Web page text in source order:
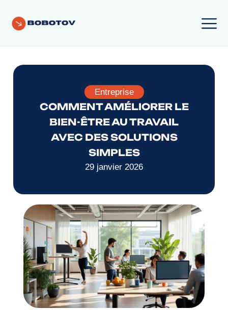
Entreprise
COMMENT AMÉLIORER LE
BIEN-ÊTRE AU TRAVAIL
AVEC DES SOLUTIONS
SIMPLES
29 janvier 2026